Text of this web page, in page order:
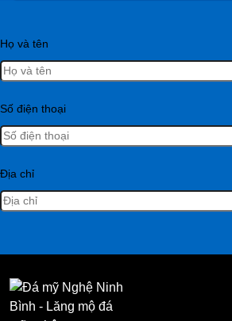
Họ và tên
Số điện thoại
Địa chỉ